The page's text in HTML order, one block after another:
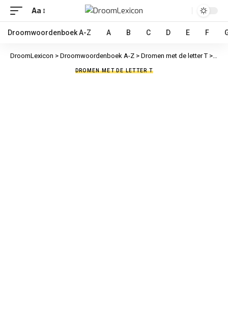
Aa
Droomwoordenboek A-Z A B C D E F
DroomLexicon > Droomwoordenboek A-Z > Dromen met de letter T >
DROMEN MET DE LETTER T